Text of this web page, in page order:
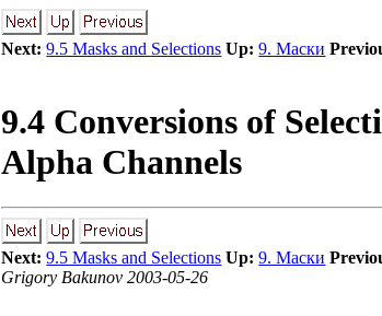
Next: 9.5 Masks and Selections Up: 9. Маски
9.4 Conversions of
Alpha Channels
Next: 9.5 Masks and Selections Up: 9. Маски
Grigory Bakunov 2003-05-26